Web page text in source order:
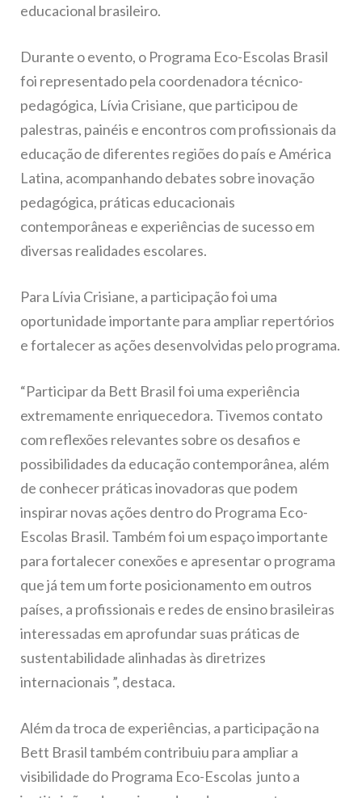
educacional brasileiro.
Durante o evento, o Programa Eco-Escolas Brasil
foi representado pela coordenadora técnico-
pedagógica, Lívia Crisiane, que participou de
palestras, painéis e encontros com profissionais da
educação de diferentes regiões do país e América
Latina, acompanhando debates sobre inovação
pedagógica, práticas educacionais
contemporâneas e experiências de sucesso em
diversas realidades escolares.
Para Lívia Crisiane, a participação foi uma
oportunidade importante para ampliar repertórios
e fortalecer as ações desenvolvidas pelo programa.
“Participar da Bett Brasil foi uma experiência
extremamente enriquecedora. Tivemos contato
com reflexões relevantes sobre os desafios e
possibilidades da educação contemporânea, além
de conhecer práticas inovadoras que podem
inspirar novas ações dentro do Programa Eco-
Escolas Brasil. Também foi um espaço importante
para fortalecer conexões e apresentar o programa
que já tem um forte posicionamento em outros
países, a profissionais e redes de ensino brasileiras
interessadas em aprofundar suas práticas de
sustentabilidade alinhadas às diretrizes
internacionais ”, destaca.
Além da troca de experiências, a participação na
Bett Brasil também contribuiu para ampliar a
visibilidade do Programa Eco-Escolas junto a